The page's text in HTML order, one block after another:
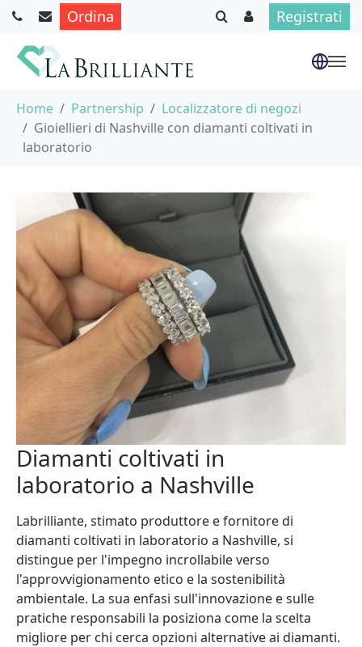
Ordina Registrati
Home Partnership
Localizzatore di negozi
Gioiellieri di Nashville con diamanti coltivati in
laboratorio
Diamanti coltivati in
laboratorio a Nashville
Labrilliante, stimato produttore e fornitore di
diamanti coltivati in laboratorio a Nashville, si
distingue per l'impegno incrollabile verso
l'approvvigionamento etico e la sostenibilità
ambientale. La sua enfasi sull'innovazione e sulle
pratiche responsabili la posiziona come la scelta
migliore per chi cerca opzioni alternative ai diamanti.